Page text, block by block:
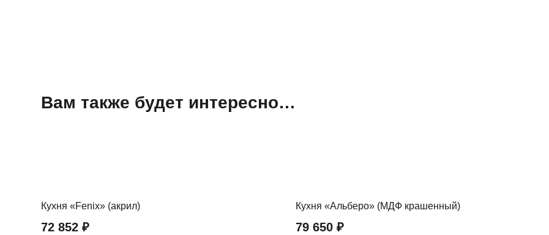
Вам также будет интересно…
Кухня «Fenix» (акрил)
72 852₽
Кухня «Альберо» (МДФ крашенный)
79 650 ₽